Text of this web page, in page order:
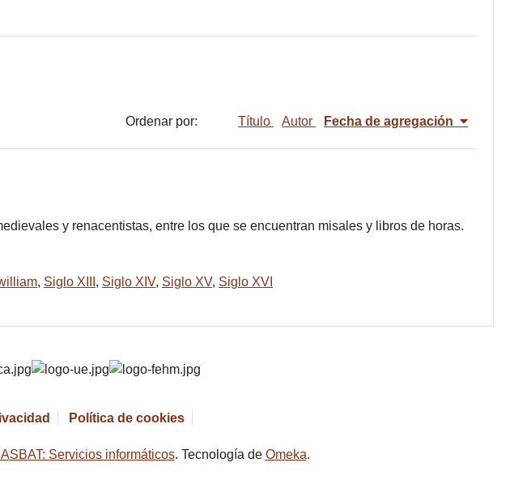
Ordenar por: Título Autor Fecha de agregación
y renacentistas, entre los que se encuentran misales y libros de horas.
, Siglo XIII , Siglo XIV, Siglo XV, Siglo XVI
Política de cookies
Servicios informáticos. Tecnología de Omeka.